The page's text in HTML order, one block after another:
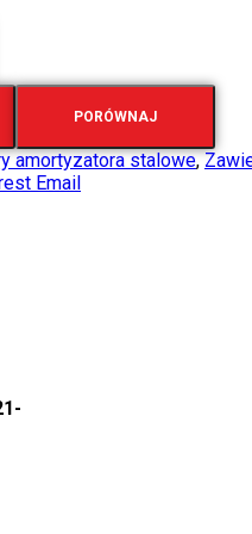
PORÓWNAJ
amortyzatora stalowe,
Email